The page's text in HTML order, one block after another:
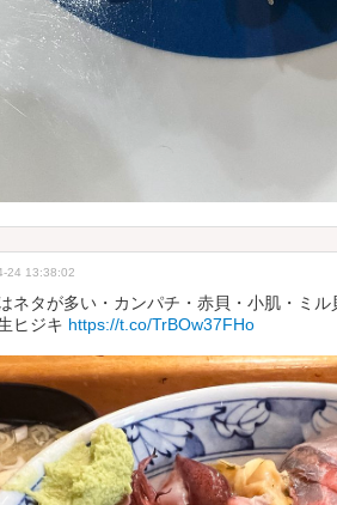
24 13:38:02
ネタが多い・カンパチ・赤貝・小肌・ミ
ヒジキ https://t.co/TrBOw37FHo